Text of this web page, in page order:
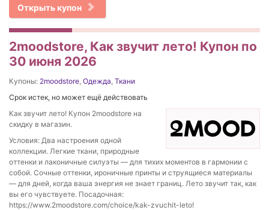
Открыть купон
2moodstore, Как звучит лето! Купон по
30 июня 2026
Купоны: 2moodstore, Одежда, Ткани
Срок истек, но может ещё действовать
Как звучит лето! Купон 2moodstore на
скидку в магазин.
Условия: Два настроения одной
коллекции. Легкие ткани, природные
оттенки и лаконичные силуэты — для тихих моментов в гармонии с
собой. Сочные оттенки, ироничные принты и струящиеся материалы
— для дней, когда ваша энергия не знает границ. Лето звучит так, как
вы его чувствуете. Посадочная:
https://www.2moodstore.com/choice/kak-zvuchit-leto!